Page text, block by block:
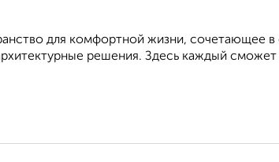
для комфортной жизни, сочетающее
решения. Здесь каждый сможет